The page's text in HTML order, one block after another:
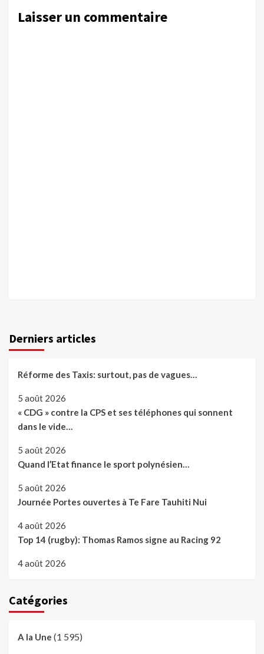
Laisser un commentaire
Derniers articles
Réforme des Taxis: surtout, pas de vagues…
5 août 2026
« CDG » contre la CPS et ses téléphones qui sonnent
dans le vide…
5 août 2026
Quand l’Etat finance le sport polynésien…
5 août 2026
Journée Portes ouvertes à Te Fare Tauhiti Nui
4 août 2026
Top 14 (rugby): Thomas Ramos signe au Racing 92
4 août 2026
Catégories
A la Une (1 595)